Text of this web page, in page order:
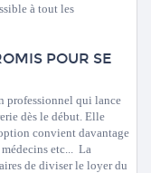
à tout les
POUR SE
professionnel qui lance
dès le début. Elle
convient davantage
etc... La
de diviser le loyer du